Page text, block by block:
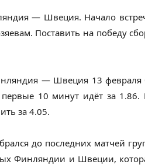
— Швеция. Начало
Поставить на победу
— Швеция 13 февраля
10 минут идёт за 1.86.
за 4.05.
до последних матчей
Финляндии и Швеции,